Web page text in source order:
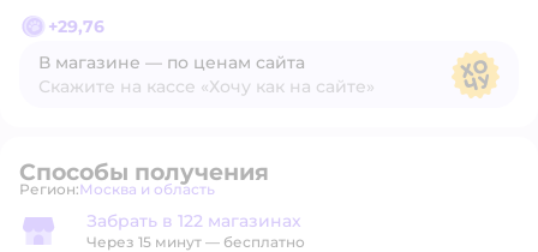
+29,76
В магазине — по ценам сайта
Скажите на кассе «Хочу как на сайте»
Способы получения
Регион: Выбор адреса доставки.
Москва и область
Забрать в магазине
Забрать в 122 магазинах
Через 15 минут — бесплатно